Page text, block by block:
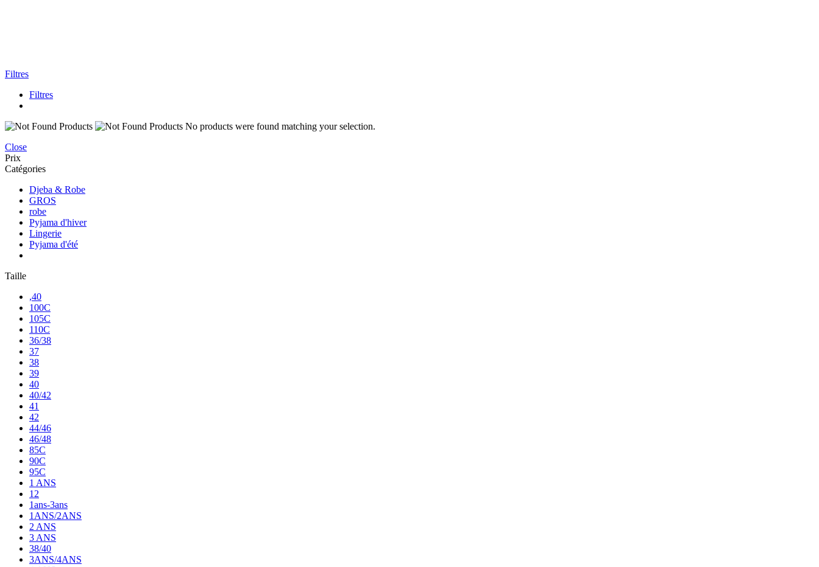
Filtres
Filtres
No products were found matching your selection.
Close
Prix
Catégories
Djeba & Robe
GROS
robe
Pyjama d'hiver
Lingerie
Pyjama d'été
Taille
,40
100C
105C
110C
36/38
37
38
39
40
40/42
41
42
44/46
46/48
85C
90C
95C
1 ANS
12
1ans-3ans
1ANS/2ANS
2 ANS
3 ANS
38/40
3ANS/4ANS